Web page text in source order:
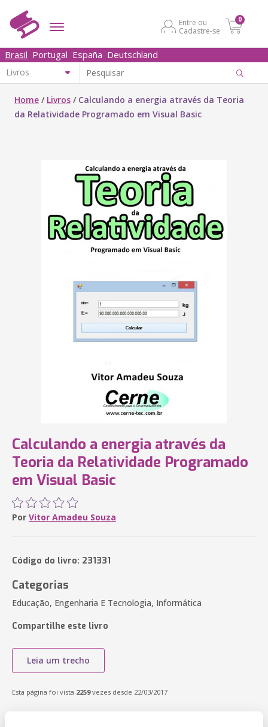
Entre ou
Cadastre-se
0
Brasil Portugal España Deutschland
Home / Livros / Calculando a energia através da Teoria
da Relatividade Programado em Visual Basic
Calculando a energia através da
Teoria da Relatividade Programado
em Visual Basic
Por Vitor Amadeu Souza
Código do livro: 231331
Categorias
Educação, Engenharia E Tecnologia, Informática
Compartilhe este livro
Leia um trecho
Esta página foi vista 2259vezes desde 22/03/2017